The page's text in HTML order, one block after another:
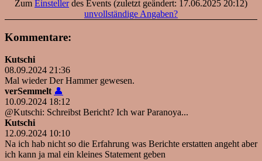
Zum Einstellerdes Events (zuletzt geändert: 17.06.2025 20:12)
unvollständige Angaben?
Kommentare:
Kutschi
08.09.2024 21:36
Mal wieder Der Hammer gewesen.
verSemmelt 👤
10.09.2024 18:12
@Kutschi: Schreibst Bericht? Ich war Paranoya...
Kutschi
12.09.2024 10:10
Na ich hab nicht so die Erfahrung was Berichte erstatten angeht aber
ich kann ja mal ein kleines Statement geben